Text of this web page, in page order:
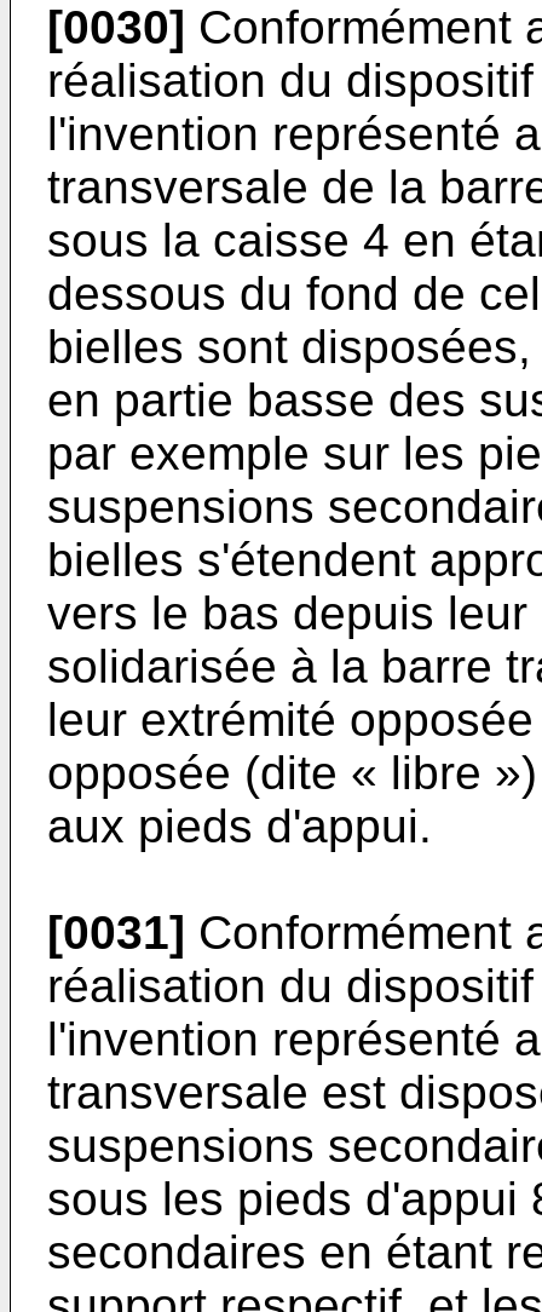
[0030] Conformément
réalisation du
l'invention représenté
transversale de la
sous la caisse 4 en
dessous du fond de
bielles sont
en partie basse des
par exemple sur les
suspensions
bielles s'étendent
vers le bas depuis
solidarisée à la barre
leur extrémité
opposée (dite « libre
aux pieds d'appui.
[0031] Conformément
réalisation du
l'invention représenté
transversale est
suspensions
sous les pieds d'appui
secondaires en étant